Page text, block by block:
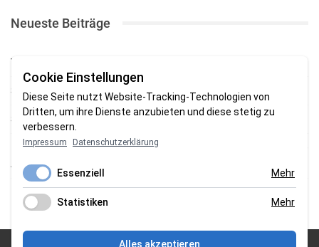
Neueste Beiträge
TSV gewinnt Testspiel bei Braker Reserve
SV Brake gewinnt erstes Heimspiel mit 2:0
SV Brake feiert 5:2-Auftaktsieg beim Delmenhorster TB
Fehlstart in Oldenburg: 1. FC Nordenham verliert zum Bezirksliga-
Auftakt
Fußball in der Wesermarsch: Die Bilder vom Wochenende
Cookie Einstellungen
Diese Seite nutzt Website-Tracking-Technologien von
Dritten, um ihre Dienste anzubieten und diese stetig zu
verbessern.
Impressum Datenschutzerklärung
Essenziell Mehr
Statistiken Mehr
Alles akzeptieren